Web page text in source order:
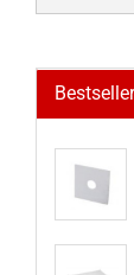
Bestseller